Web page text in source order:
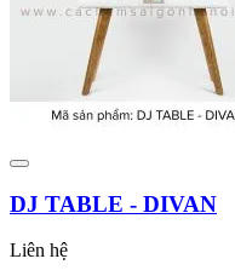
DJ TABLE - DIVAN
Liên hệ